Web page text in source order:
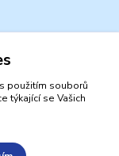
s použitím souborů
týkající se Vašich